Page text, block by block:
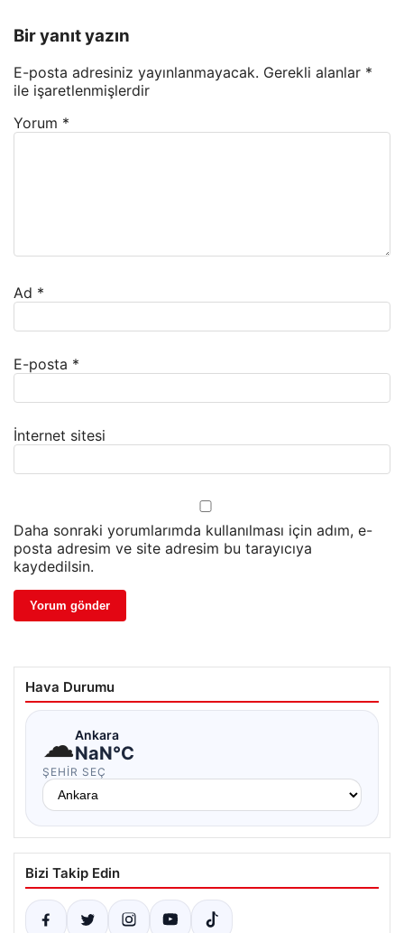
Bir yanıt yazın
E-posta adresiniz yayınlanmayacak. Gerekli alanlar *
ile işaretlenmişlerdir
Yorum *
Ad *
E-posta *
İnternet sitesi
Daha sonraki yorumlarımda kullanılması için adım, e-
posta adresim ve site adresim bu tarayıcıya
kaydedilsin.
Hava Durumu
☁Ankara
NaN°C
ŞEHIR SEÇ
Bizi Takip Edin